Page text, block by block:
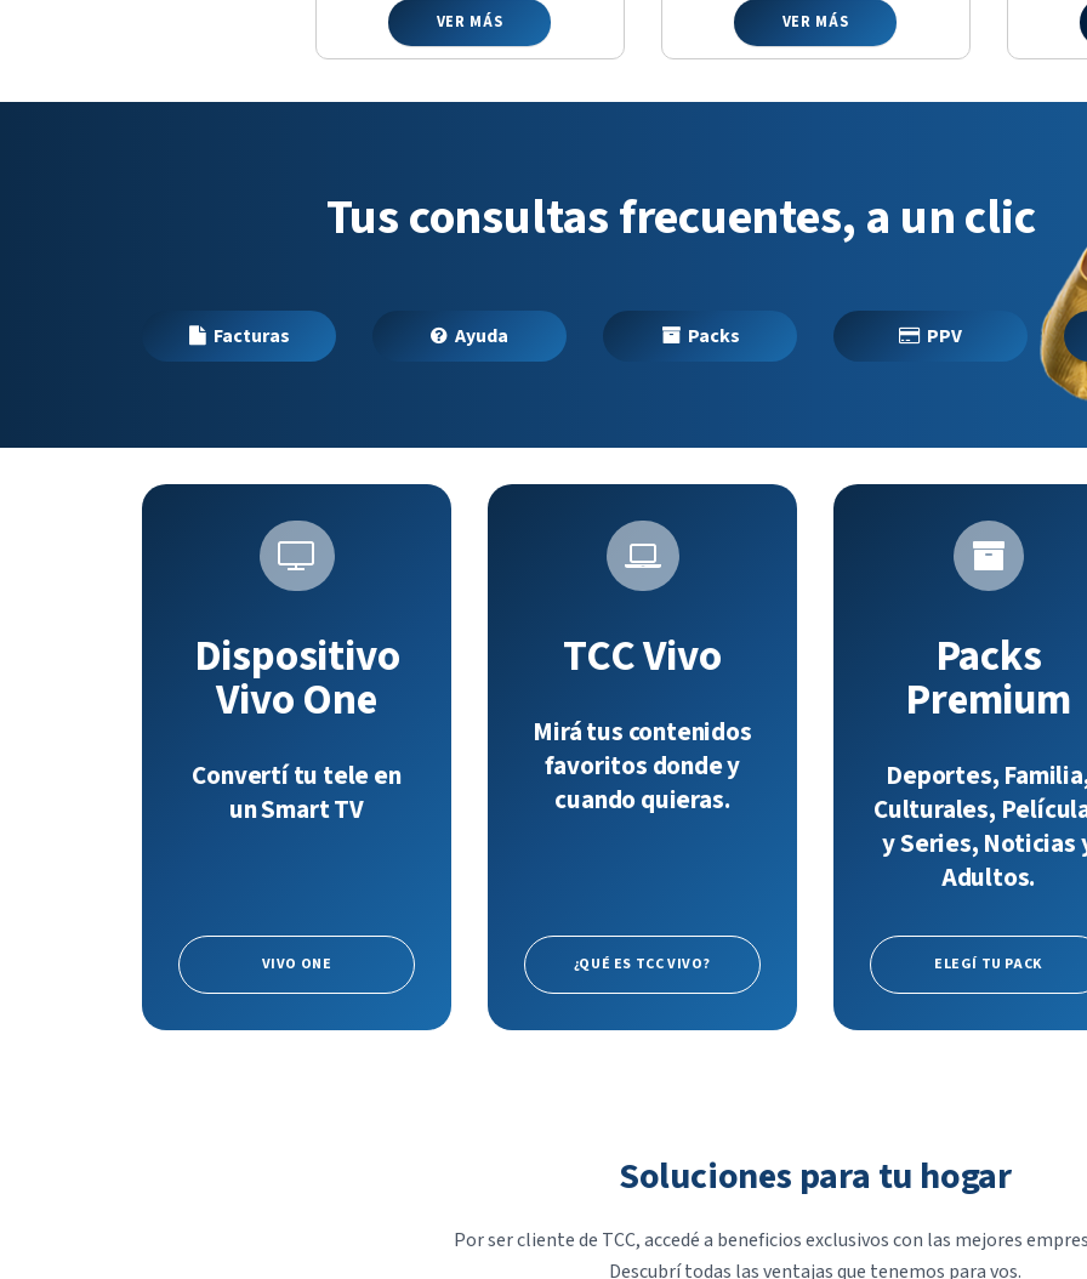
VER MÁS VER MÁS
Tus consultas frecuentes, a un clic
Facturas Ayuda Packs PPV
Dispositivo
Vivo One
Convertí tu tele en
un Smart TV
VIVO ONE
TCC Vivo
Mirá tus contenidos
favoritos donde y
cuando quieras.
¿QUÉ ES TCC VIVO?
Packs
Premium
Deportes,
Culturales,
y Series, Noticias
Adultos.
ELEGÍ TU PACK
Soluciones para tu hogar
Por ser cliente de TCC, accedé a beneficios exclusivos con las mejores
Descubrí todas las ventajas que tenemos para vos.